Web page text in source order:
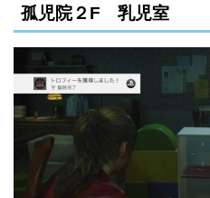
孤児院２F 乳児室